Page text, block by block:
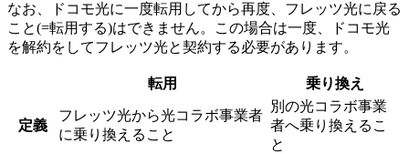
なお、ドコモ光に一度転用してから再度、フレッツ光に戻る
こと(=転用する)はできません。この場合は一度、ドコモ光
を解約をしてフレッツ光と契約する必要があります。
転用 乗り換え
定義
フレッツ光から光コラボ事業者
に乗り換えること
別の光コラボ事業
者へ乗り換えるこ
と